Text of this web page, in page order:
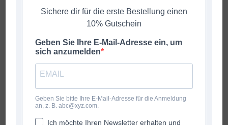
DIGITALE GRIFFSCHRIFT Scheffauer Walzer
Sichere dir für die erste Bestellung einen
10% Gutschein
Geben Sie Ihre E-Mail-Adresse ein, um
sich anzumelden
Geben Sie bitte Ihre E-Mail-Adresse für die Anmeldung
an, z. B. abc@xyz.com.
Ich möchte Ihren Newsletter erhalten und